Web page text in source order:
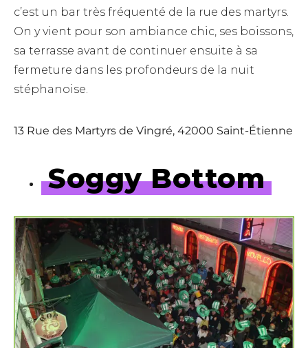
c’est un bar très fréquenté de la rue des martyrs.
On y vient pour son ambiance chic, ses boissons,
sa terrasse avant de continuer ensuite à sa
fermeture dans les profondeurs de la nuit
stéphanoise.
13 Rue des Martyrs de Vingré, 42000 Saint-Étienne
Soggy Bottom